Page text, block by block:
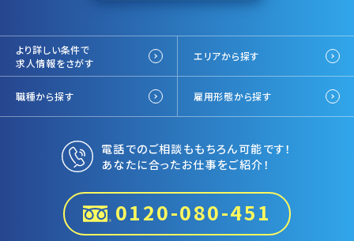
より詳しい条件で
求人情報をさがす
エリアから探す
職種から探す 雇用形態から探す
電話でのご相談ももちろん可能です！
あなたに合ったお仕事をご紹介！
0120-080-451